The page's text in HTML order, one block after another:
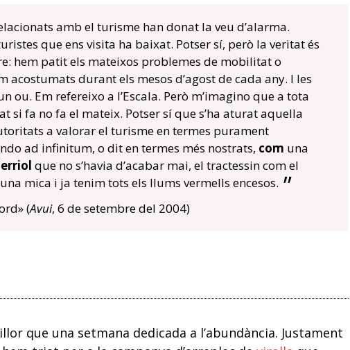
amb el turisme han donat la veu d’alarma.
que ens visita ha baixat. Potser sí, però la veritat és
hem patit els mateixos problemes de mobilitat o
acostumats durant els mesos d’agost de cada any. I les
ou. Em refereixo a l’Escala. Però m’imagino que a tota
si fa no fa el mateix. Potser sí que s’ha aturat aquella
a valorar el turisme en termes purament
ad infinitum, o dit en termes més nostrats, com una
que no s’havia d’acabar mai, el tractessin com el
mica i ja tenim tots els llums vermells encesos.
(Avui, 6 de setembre del 2004)
que una setmana dedicada a l’abundància. Justament